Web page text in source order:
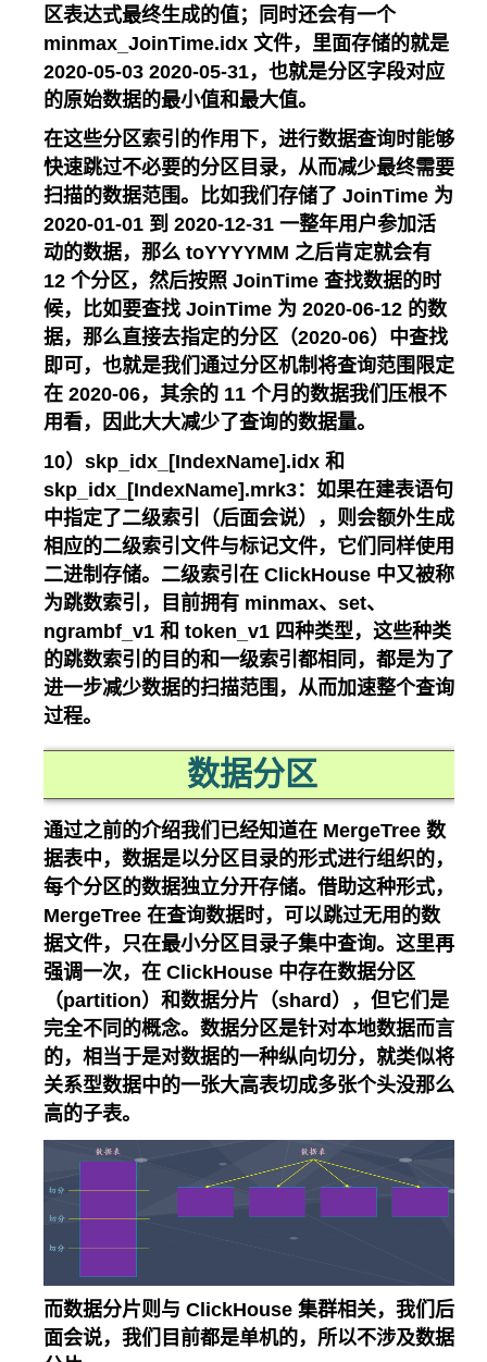
区表达式最终生成的值；同时还会有一个
minmax_JoinTime.idx 文件，里面存储的就是
2020-05-03 2020-05-31，也就是分区字段对应
的原始数据的最小值和最大值。
在这些分区索引的作用下，进行数据查询时能够
快速跳过不必要的分区目录，从而减少最终需要
扫描的数据范围。比如我们存储了 JoinTime 为
2020-01-01 到 2020-12-31 一整年用户参加活
动的数据，那么 toYYYYMM 之后肯定就会有
12 个分区，然后按照 JoinTime 查找数据的时
候，比如要查找 JoinTime 为 2020-06-12 的数
据，那么直接去指定的分区（2020-06）中查找
即可，也就是我们通过分区机制将查询范围限定
在 2020-06，其余的 11 个月的数据我们压根不
用看，因此大大减少了查询的数据量。
10）skp_idx_[IndexName].idx 和
skp_idx_[IndexName].mrk3：如果在建表语句
中指定了二级索引（后面会说），则会额外生成
相应的二级索引文件与标记文件，它们同样使用
二进制存储。二级索引在 ClickHouse 中又被称
为跳数索引，目前拥有 minmax、set、
ngrambf_v1 和 token_v1 四种类型，这些种类
的跳数索引的目的和一级索引都相同，都是为了
进一步减少数据的扫描范围，从而加速整个查询
过程。
数据分区
通过之前的介绍我们已经知道在 MergeTree 数
据表中，数据是以分区目录的形式进行组织的，
每个分区的数据独立分开存储。借助这种形式，
MergeTree 在查询数据时，可以跳过无用的数
据文件，只在最小分区目录子集中查询。这里再
强调一次，在 ClickHouse 中存在数据分区
（partition）和数据分片（shard），但它们是
完全不同的概念。数据分区是针对本地数据而言
的，相当于是对数据的一种纵向切分，就类似将
关系型数据中的一张大高表切成多张个头没那么
高的子表。
而数据分片则与 ClickHouse 集群相关，我们后
面会说，我们目前都是单机的，所以不涉及数据